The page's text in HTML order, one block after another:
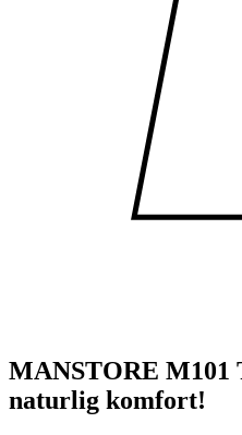
MANSTORE M101
naturlig komfort!